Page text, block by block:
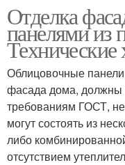
Отделка
панелями из
Технические
Облицовочные
фасада дома, должны
требованиям ГОСТ,
могут состоять из
либо
отсутствием